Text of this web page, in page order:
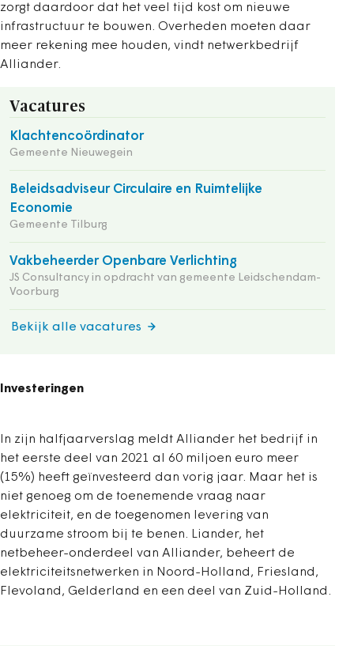
zorgt daardoor dat het veel tijd kost om nieuwe
infrastructuur te bouwen. Overheden moeten daar
meer rekening mee houden, vindt netwerkbedrijf
Alliander.
Vacatures
Klachtencoördinator
Gemeente Nieuwegein
Beleidsadviseur Circulaire en Ruimtelijke
Economie
Gemeente Tilburg
Vakbeheerder Openbare Verlichting
JS Consultancy in opdracht van gemeente Leidschendam-
Voorburg
Bekijk alle vacatures
Investeringen
In zijn halfjaarverslag meldt Alliander het bedrijf in
het eerste deel van 2021 al 60 miljoen euro meer
(15%) heeft geïnvesteerd dan vorig jaar. Maar het is
niet genoeg om de toenemende vraag naar
elektriciteit, en de toegenomen levering van
duurzame stroom bij te benen. Liander, het
netbeheer-onderdeel van Alliander, beheert de
elektriciteitsnetwerken in Noord-Holland, Friesland,
Flevoland, Gelderland en een deel van Zuid-Holland.